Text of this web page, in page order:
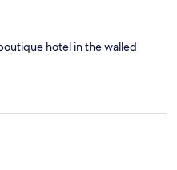
hotel in the walled